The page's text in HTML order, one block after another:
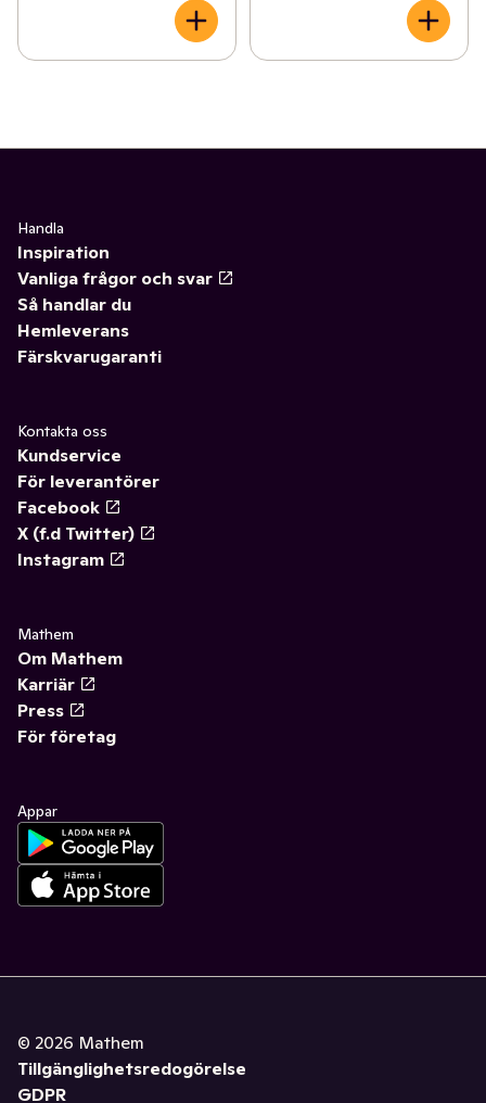
Handla
Inspiration
Vanliga frågor och svar
Så handlar du
Hemleverans
Färskvarugaranti
Kontakta oss
Kundservice
För leverantörer
Facebook
X (f.d Twitter)
Instagram
Mathem
Om Mathem
Karriär
Press
För företag
Appar
© 2026 Mathem
Tillgänglighetsredogörelse
GDPR